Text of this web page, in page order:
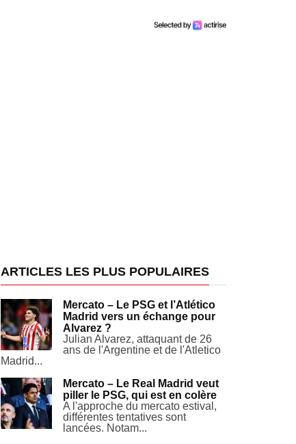
ARTICLES LES PLUS POPULAIRES
Mercato – Le PSG et l’Atlético
Madrid vers un échange pour
Alvarez ?
Julian Alvarez, attaquant de 26
ans de l'Argentine et de l'Atletico
Madrid...
Mercato – Le Real Madrid veut
piller le PSG, qui est en colère
A l'approche du mercato estival,
différentes tentatives sont
lancées. Notam...